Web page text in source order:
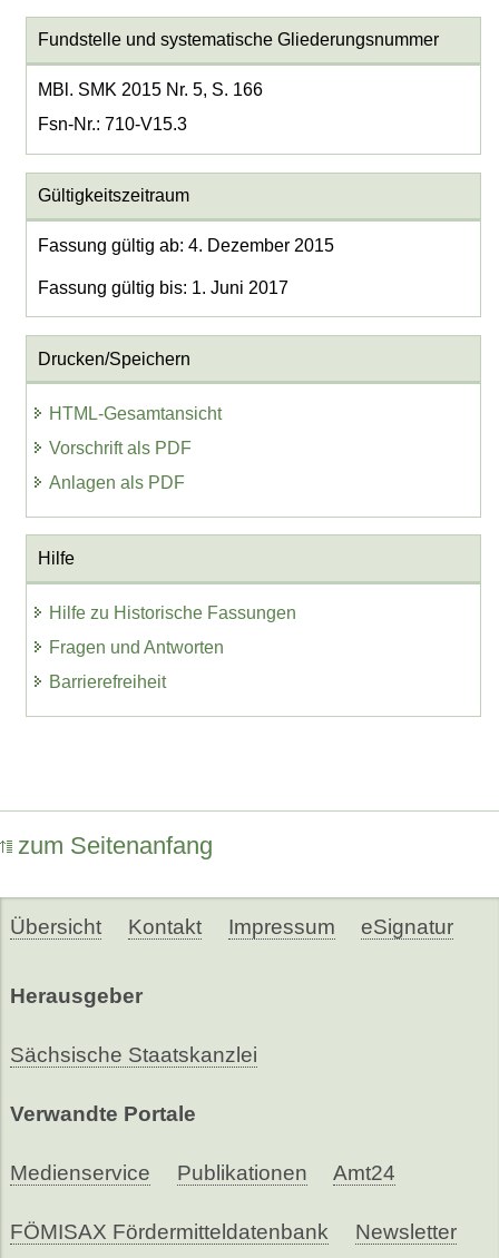
Fundstelle und systematische Gliederungsnummer
MBl. SMK 2015 Nr. 5, S. 166
Fsn-Nr.: 710-V15.3
Gültigkeitszeitraum
Fassung gültig ab: 4. Dezember 2015
Fassung gültig bis: 1. Juni 2017
Drucken/Speichern
HTML-Gesamtansicht
Vorschrift als PDF
Anlagen als PDF
Hilfe
Hilfe zu Historische Fassungen
Fragen und Antworten
Barrierefreiheit
zum Seitenanfang
Übersicht Kontakt Impressum eSignatur
Herausgeber
Sächsische Staatskanzlei
Verwandte Portale
Medienservice Publikationen Amt24
FÖMISAX Fördermitteldatenbank Newsletter